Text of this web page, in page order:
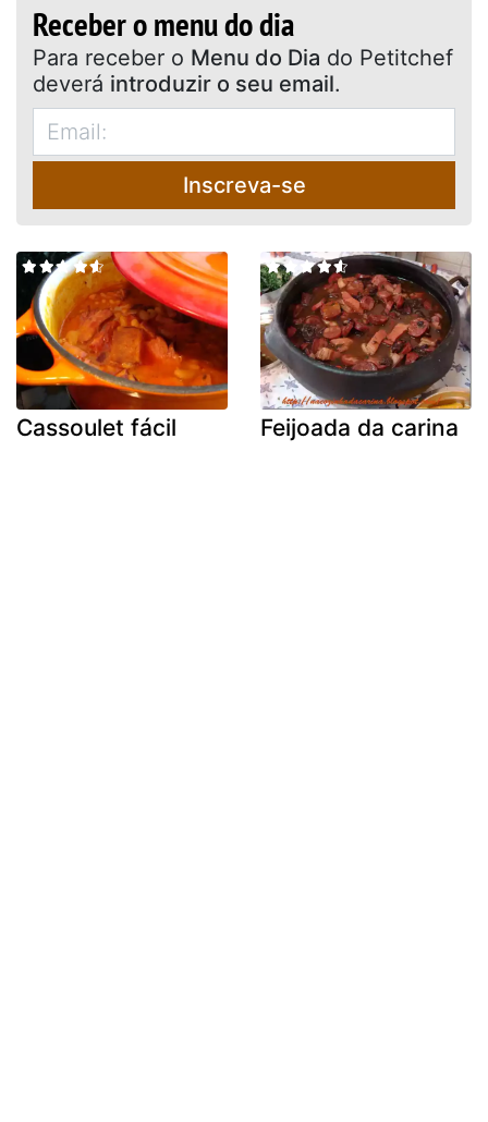
Receber o menu do dia
Para receber o Menu do Dia do Petitchef
deverá introduzir o seu email.
Inscreva-se
Cassoulet fácil Feijoada da carina